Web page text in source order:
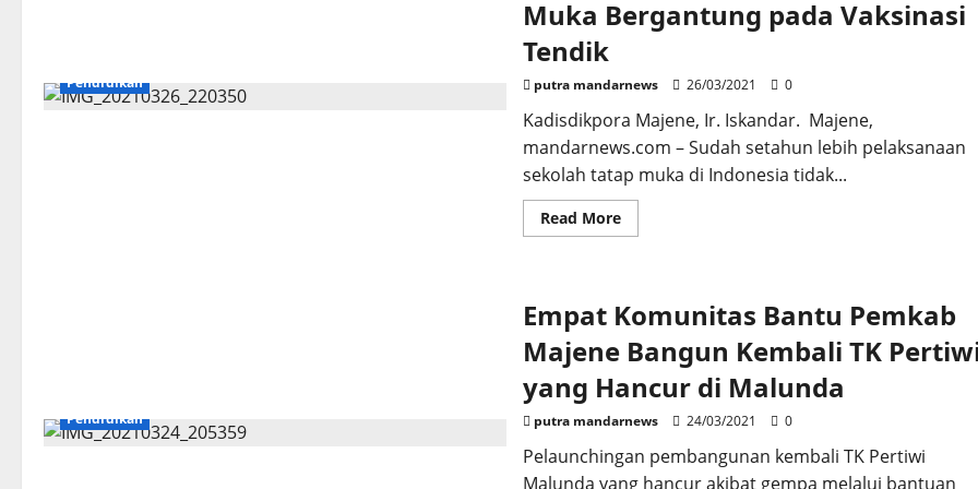
Majene
Raih
Pendidikan
Muka Bergantung pada Vaksinasi
Tendik
putra mandarnews 26/03/2021 0
Kadisdikpora Majene, Ir. Iskandar. Majene,
mandarnews.com – Sudah setahun lebih pelaksanaan
sekolah tatap muka di Indonesia tidak...
Read MoreRead
more
Muka
Bergantung
pada
Vaksinasi
Pendidikan
Empat Komunitas Bantu Pemkab
Majene Bangun Kembali TK
yang Hancur di Malunda
putra mandarnews 24/03/2021 0
Pelaunchingan pembangunan kembali TK Pertiwi
Malunda yang hancur akibat gempa melalui bantuan